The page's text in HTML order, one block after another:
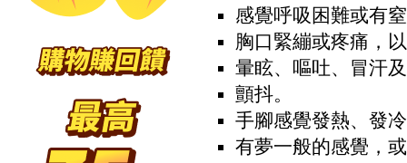
感覺呼吸困難或有
胸口緊繃或疼痛，
暈眩、嘔吐、冒汗
顫抖。
手腳感覺發熱、發
有夢一般的感覺，